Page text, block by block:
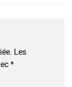
Les
*